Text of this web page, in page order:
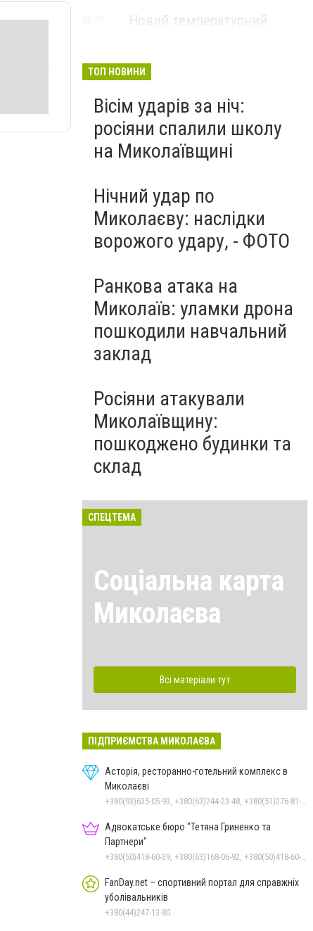
Новий температурний
09:30
ТОП НОВИНИ
Вісім ударів за ніч:
росіяни спалили школу
на Миколаївщині
Нічний удар по
Миколаєву: наслідки
ворожого удару, - ФОТО
Ранкова атака на
Миколаїв: уламки дрона
пошкодили навчальний
заклад
Росіяни атакували
Миколаївщину:
пошкоджено будинки та
склад
СПЕЦТЕМА
Соціальна карта
Миколаєва
Всі матеріали тут
ПІДПРИЄМСТВА МИКОЛАЄВА
Асторія, ресторанно-готельний комплекс в
Миколаєві
Адвокатське бюро "Тетяна Гриненко та
Партнери"
FanDay.net – спортивний портал для справжніх
уболівальників
+380(44)247-13-80